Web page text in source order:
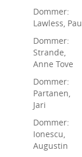
Dommer:
Lawless,
Dommer:
Strande,
Anne Tove
Dommer:
Partanen,
Jari
Dommer:
Ionescu,
Augustin